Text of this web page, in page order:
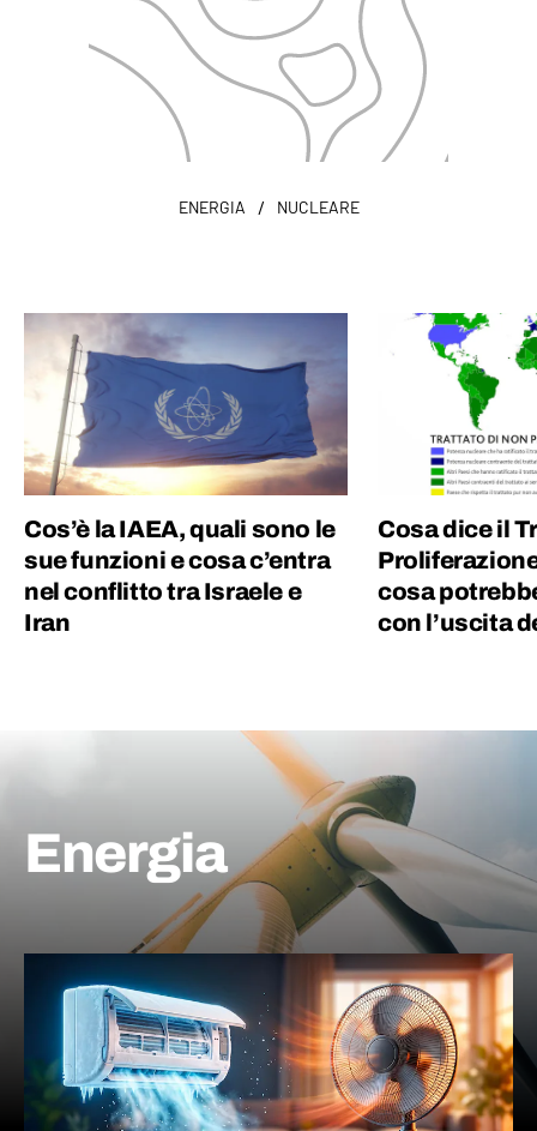
ENERGIA / NUCLEARE
Cos’è la IAEA, quali sono le
sue funzioni e cosa c’entra
nel conflitto tra Israele e
Iran
Cosa dice il
cosa
con l’uscita
Energia